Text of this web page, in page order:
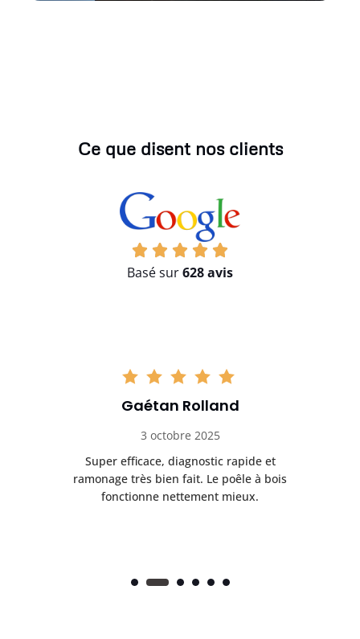
Ce que disent nos clients
Basé sur628 avis
Gaétan Rolland
3 octobre 2025
Super efficace, diagnostic rapide et
ramonage très bien fait. Le poêle à bois
fonctionne nettement mieux.